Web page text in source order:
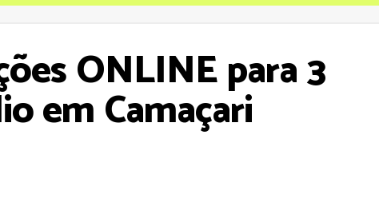
ONLINE para 3
em Camaçari